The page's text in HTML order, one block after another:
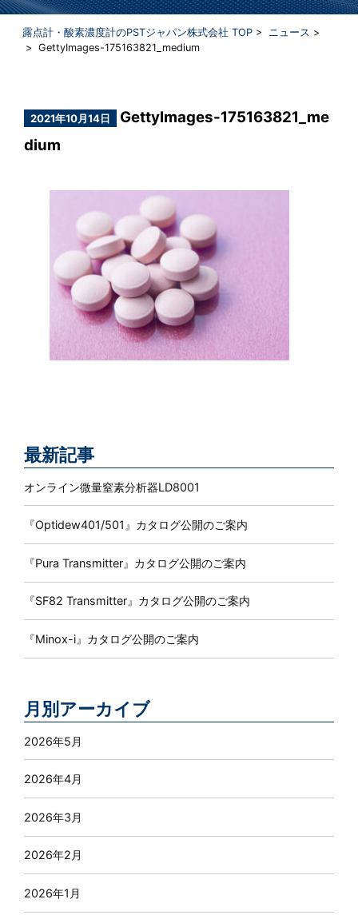
露点計・酸素濃度計のPSTジャパン株式会社 TOP> ニュース >
> GettyImages-175163821_medium
2021年10月14日
GettyImages-175163821_me
dium
最新記事
オンライン微量窒素分析器LD8001
『Optidew401/501』カタログ公開のご案内
『Pura Transmitter』カタログ公開のご案内
『SF82 Transmitter』カタログ公開のご案内
『Minox-i』カタログ公開のご案内
月別アーカイブ
2026年5月
2026年4月
2026年3月
2026年2月
2026年1月